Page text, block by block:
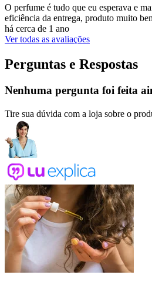
O perfume é tudo que eu esperava e
eficiência da entrega, produto muito
há cerca de 1 ano
Ver todas as avaliações
Perguntas e Respostas
Nenhuma pergunta foi feita
Tire sua dúvida com a loja sobre o